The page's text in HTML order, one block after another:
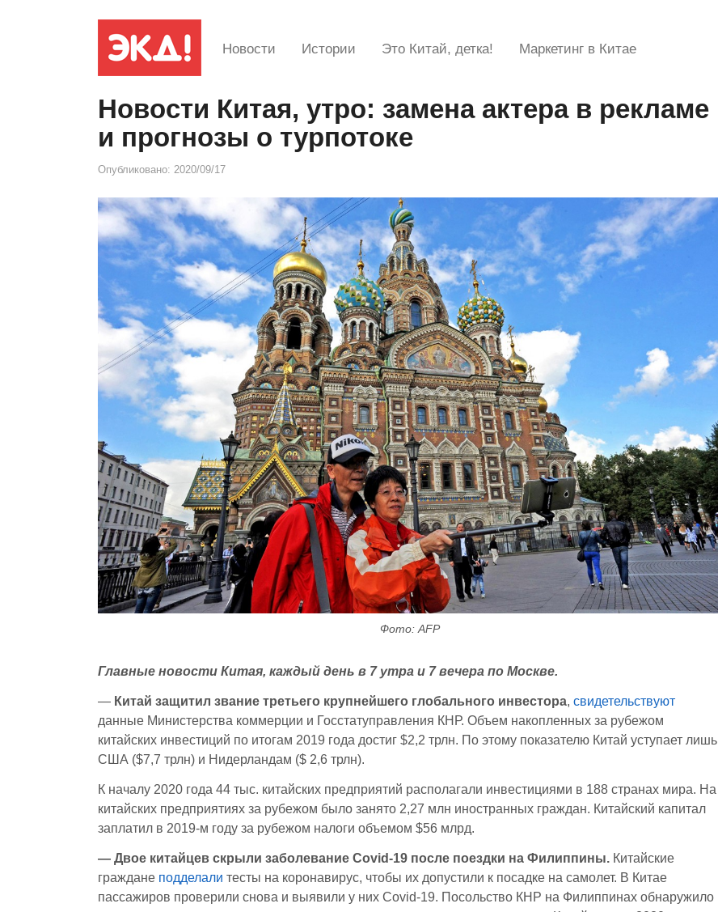
Новости Истории Это Китай, детка! Маркетинг в Китае
Новости Китая, утро: замена актера в рекламе
и прогнозы о турпотоке
Опубликовано: 2020/09/17
Фото: AFP
Главные новости Китая, каждый день в 7 утра и 7 вечера по Москве.
— Китай защитил звание третьего крупнейшего глобального инвестора, свидетельствуют
данные Министерства коммерции и Госстатуправления КНР. Объем накопленных за рубежом
китайских инвестиций по итогам 2019 года достиг $2,2 трлн. По этому показателю Китай уступает лишь
США ($7,7 трлн) и Нидерландам ($ 2,6 трлн).
К началу 2020 года 44 тыс. китайских предприятий располагали инвестициями в 188 странах мира. На
китайских предприятиях за рубежом было занято 2,27 млн иностранных граждан. Китайский капитал
заплатил в 2019-м году за рубежом налоги объемом $56 млрд.
— Двое китайцев скрыли заболевание Covid-19 после поездки на Филиппины. Китайские
граждане подделали тесты на коронавирус, чтобы их допустили к посадке на самолет. В Китае
пассажиров проверили снова и выявили у них Covid-19. Посольство КНР на Филиппинах обнаружило